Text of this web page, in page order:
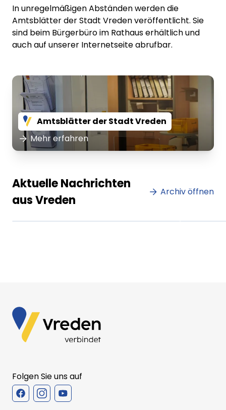
In unregelmäßigen Abständen werden die
Amtsblätter der Stadt Vreden veröffentlicht. Sie
sind beim Bürgerbüro im Rathaus erhältlich und
auch auf unserer Internetseite abrufbar.
Amtsblätter der Stadt Vreden
Mehr erfahren
Aktuelle Nachrichten
aus Vreden
Archiv öffnen
Lorem ipsum Lorem ipsum
dolor sit amet amet.
Folgen Sie uns auf